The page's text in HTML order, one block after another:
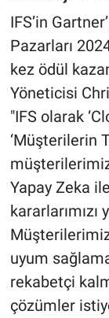
IFS’in
Pazarları
kez ödül
Yöneticisi
"IFS olarak
‘Müşterilerin
Yapay Zeka
kararlarımızı
uyum
rekabetçi
çözümler